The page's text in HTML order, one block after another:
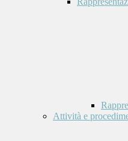
Attività e